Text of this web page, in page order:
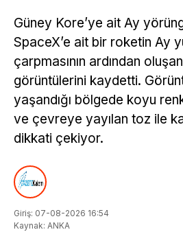
Güney Kore’ye ait Ay
SpaceX’e ait bir roketin Ay
çarpmasının ardından
görüntülerini kaydetti.
yaşandığı bölgede koyu
ve çevreye yayılan toz ile
dikkati çekiyor.
Giriş: 07-08-2026 16:54
Kaynak: ANKA